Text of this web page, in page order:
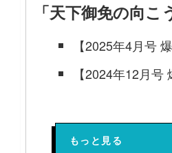
「天下御免の向
もっと見る